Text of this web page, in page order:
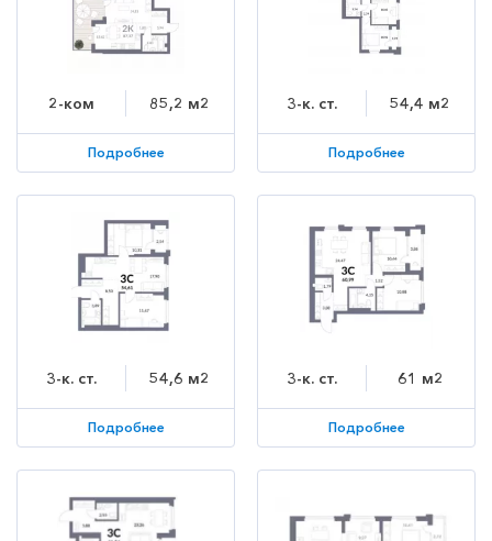
2-ком 85,2 м2
Подробнее
3-к. ст. 54,4 м2
Подробнее
3-к. ст. 54,6 м2
Подробнее
3-к. ст. 61 м2
Подробнее